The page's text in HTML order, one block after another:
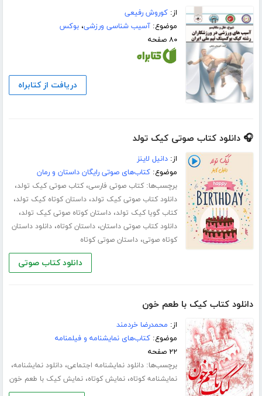
از:کوروش رفیعی
موضوع:آسیب شناسی ورزشی،بوکس
۸۰ صفحه
دریافت از کتابراه
🎧 دانلود کتاب صوتی کیک تولد
از:دانیل لاینز
موضوع:کتاب‌های صوتی رایگان داستان و رمان
برچسب‌ها:کتاب صوتی فارسی،کتاب صوتی کیک تولد،
دانلود کتاب صوتی کیک تولد،داستان کوتاه کیک تولد،
کتاب گویا کیک تولد،داستان کوتاه صوتی کیک تولد،
دانلود کتاب صوتی داستان،داستان کوتاه،دانلود داستان
کوتاه صوتی،داستان صوتی کوتاه
دانلود کتاب صوتی
دانلود کتاب کیک با طعم خون
از: محمدرضا خردمند
موضوع:کتاب‌های نمایشنامه و فیلمنامه
۲۲ صفحه
برچسب‌ها:دانلود نمایشنامه اجتماعی،دانلود نمایشنامه،
نمایشنامه کوتاه،نمایش کوتاه،نمایش کیک با طعم خون